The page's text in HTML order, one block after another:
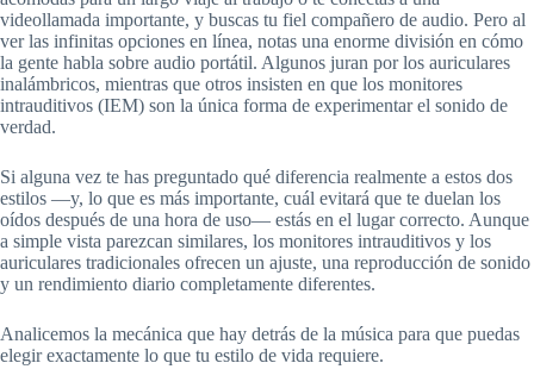
videollamada importante, y buscas tu fiel compañero de audio. Pero al
ver las infinitas opciones en línea, notas una enorme división en cómo
la gente habla sobre audio portátil. Algunos juran por los auriculares
inalámbricos, mientras que otros insisten en que los monitores
intrauditivos (IEM) son la única forma de experimentar el sonido de
verdad.
Si alguna vez te has preguntado qué diferencia realmente a estos dos
estilos —y, lo que es más importante, cuál evitará que te duelan los
oídos después de una hora de uso— estás en el lugar correcto. Aunque
a simple vista parezcan similares, los monitores intrauditivos y los
auriculares tradicionales ofrecen un ajuste, una reproducción de sonido
y un rendimiento diario completamente diferentes.
Analicemos la mecánica que hay detrás de la música para que puedas
elegir exactamente lo que tu estilo de vida requiere.